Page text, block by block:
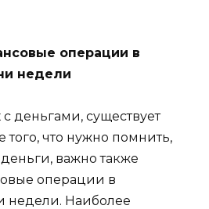
операции в
недели
деньгами, существует
того, что нужно помнить,
важно также
операции в
недели. Наиболее